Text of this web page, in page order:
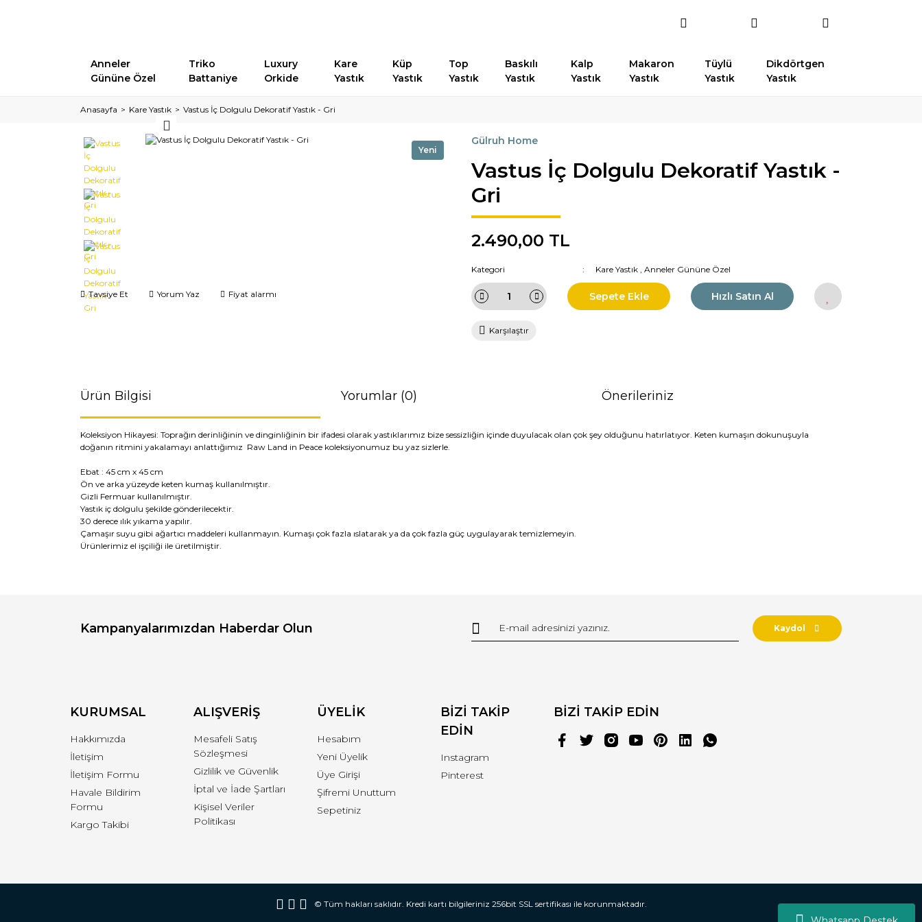
Anneler
Gününe Özel
Triko
Battaniye
Luxury
Orkide
Kare
Yastık
Küp
Yastık
Top
Yastık
Baskılı
Yastık
Kalp
Yastık
Makaron
Yastık
Tüylü
Yastık
Dikdörtgen
Yastık
Anasayfa Kare Yastık Vastus İç Dolgulu Dekoratif Yastık - Gri
Yeni
Tavsiye Et Yorum Yaz Fiyat alarmı
Gülruh Home
Vastus İç Dolgulu Dekoratif Yastık -
Gri
2.490,00 TL
Kategori Kare Yastık , Anneler Gününe Özel
Sepete Ekle Hızlı Satın Al
Karşılaştır
Ürün Bilgisi Yorumlar (0) Önerileriniz
Koleksiyon Hikayesi: Toprağın derinliğinin ve dinginliğinin bir ifadesi olarak yastıklarımız bize sessizliğin içinde duyulacak olan çok şey olduğunu hatırlatıyor. Keten kumaşın dokunuşuyla
doğanın ritmini yakalamayı anlattığımız Raw Land in Peace koleksiyonumuz bu yaz sizlerle.
Ebat : 45 cm x 45 cm
Ön ve arka yüzeyde keten kumaş kullanılmıştır.
Gizli Fermuar kullanılmıştır.
Yastık iç dolgulu şekilde gönderilecektir.
30 derece ılık yıkama yapılır.
Çamaşır suyu gibi ağartıcı maddeleri kullanmayın. Kumaşı çok fazla ıslatarak ya da çok fazla güç uygulayarak temizlemeyin.
Ürünlerimiz el işçiliği ile üretilmiştir.
Yorum Yaz
Ürün resmi kalitesiz, bozuk veya görüntülenemiyor.
Bu ürüne benzer farklı alternatifler olmalı.
Kampanyalarımızdan Haberdar Olun Kaydol
KURUMSAL
Hakkımızda
İletişim
İletişim Formu
Havale Bildirim
Formu
Kargo Takibi
ALIŞVERİŞ
Mesafeli Satış
Sözleşmesi
Gizlilik ve Güvenlik
İptal ve İade Şartları
Kişisel Veriler
Politikası
ÜYELİK
Hesabım
Yeni Üyelik
Üye Girişi
Şifremi Unuttum
Sepetiniz
BİZİ TAKİP
EDİN
Instagram
Pinterest
BİZİ TAKİP EDİN
© Tüm hakları saklıdır. Kredi kartı bilgileriniz 256bit SSL sertifikası ile korunmaktadır.